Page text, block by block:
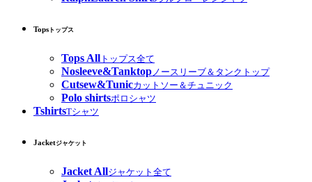
Tops トップス
Tops All トップス全て
Nosleeve&Tanktopノースリーブ＆タンクトップ
Cutsew&Tunicカットソー＆チュニック
Polo shirtsポロシャツ
TshirtsTシャツ
Jacketジャケット
Jacket Allジャケット全て